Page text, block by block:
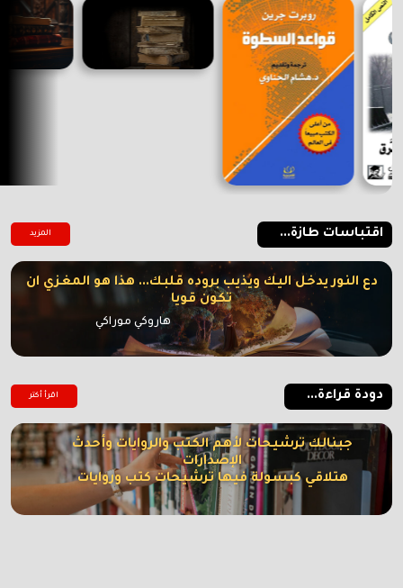
اقتباسات طازة... المزيد
دع النور يدخل اليك ويذيب بروده قلبك... هذا هو المغزي ان
تكون قويا
هاروكي موراكي
دودة قراءة... اقرأ أكتر
جبنالك ترشيحات لأهم الكتب والروايات وأحدث
الإصدارات
هتلاقي كبسولة فيها ترشيحات كتب وروايات